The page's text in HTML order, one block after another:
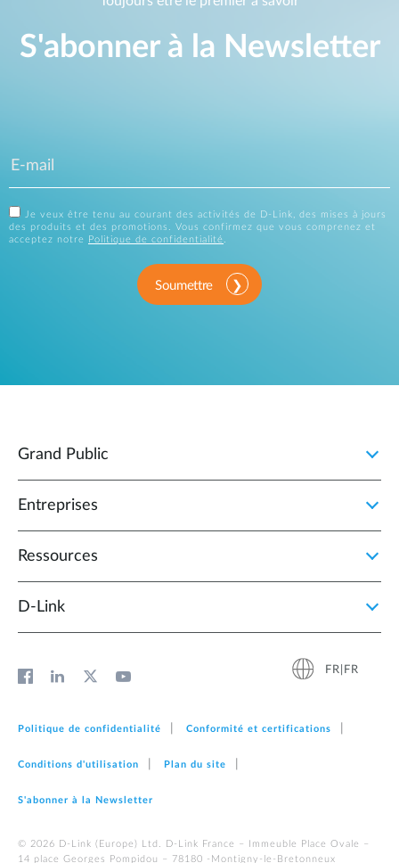
S'abonner à la Newsletter
Je veux être tenu au courant des activités de D-Link, des mises à jours
des produits et des promotions. Vous confirmez que vous comprenez et
acceptez notre
Politique de confidentialité.
Soumettre
Grand Public
Entreprises
Ressources
D‑Link
FR|FR
Politique de confidentialité Conformité et certifications
Conditions d'utilisation Plan du site
S'abonner à la Newsletter
© 2026 D‑Link (Europe) Ltd. D-Link France – Immeuble Place Ovale –
14 place Georges Pompidou – 78180 -Montigny-le-Bretonneux